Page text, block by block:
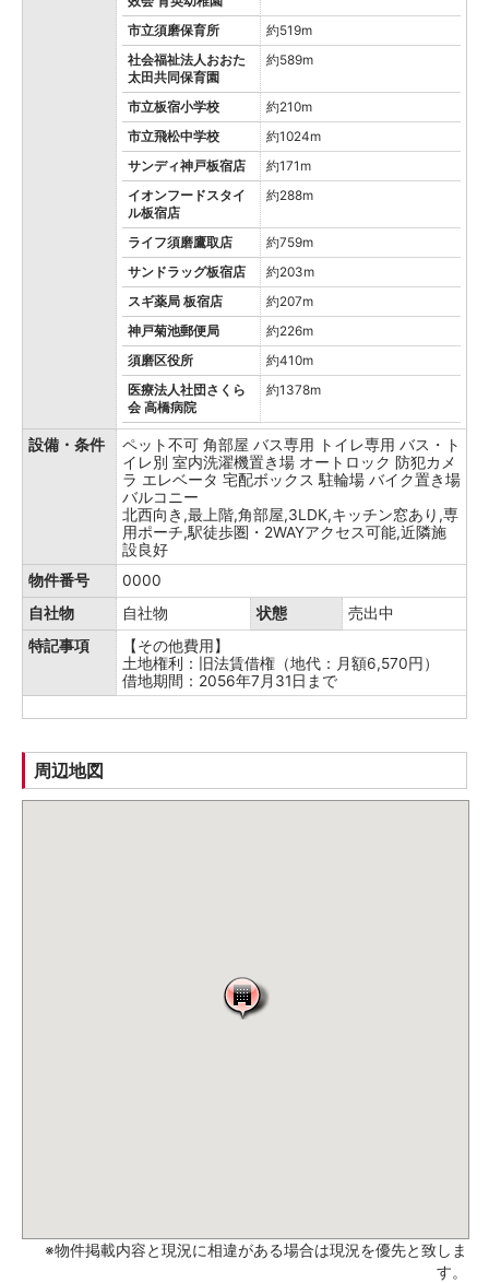
市立須磨保育所
約519m
社会福祉法人おおた
太田共同保育園
約589m
市立板宿小学校
約210m
市立飛松中学校
約1024m
サンディ神戸板宿店
約171m
イオンフードスタイ
ル板宿店
約288m
ライフ須磨鷹取店
約759m
サンドラッグ板宿店
約203m
スギ薬局 板宿店
約207m
神戸菊池郵便局
約226m
須磨区役所
約410m
医療法人社団さくら
会 高橋病院
約1378m
設備・条件 ペット不可 角部屋 バス専用 トイレ専用 バス・ト
イレ別 室内洗濯機置き場 オートロック 防犯カメ
ラ エレベータ 宅配ボックス 駐輪場 バイク置き場
バルコニー
北西向き,最上階,角部屋,3LDK,キッチン窓あり,専
用ポーチ,駅徒歩圏・2WAYアクセス可能,近隣施
設良好
物件番号
0000
自社物
自社物 状態
売出中
特記事項
【その他費用】
土地権利：旧法賃借権（地代：月額6,570円）
借地期間：2056年7月31日まで
周辺地図
※物件掲載内容と現況に相違がある場合は現況を優先と致しま
す。